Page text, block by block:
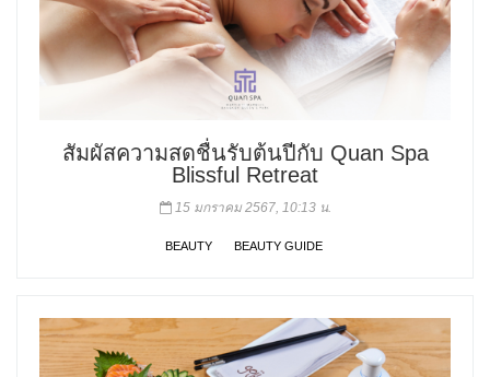
สัมผัสความสดชื่นรับต้นปีกับ Quan Spa
Blissful Retreat
15 มกราคม 2567, 10:13 น.
BEAUTY BEAUTY GUIDE